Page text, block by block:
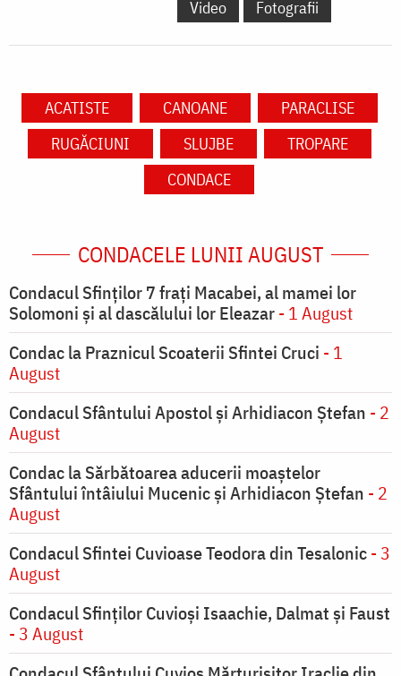
Video
Fotografii
ACATISTE CANOANE
PARACLISE
RUGĂCIUNI
SLUJBE
TROPARE
CONDACE
CONDACELE LUNII AUGUST
Condacul Sfinţilor 7 fraţi Macabei, al mamei lor
Solomoni şi al dascălului lor Eleazar- 1 August
Condac la Praznicul Scoaterii Sfintei Cruci - 1
August
Condacul Sfântului Apostol și Arhidiacon Ștefan - 2
August
Condac la Sărbătoarea aducerii moaştelor
Sfântului întâiului Mucenic şi Arhidiacon Ştefan - 2
August
Condacul Sfintei Cuvioase Teodora din Tesalonic- 3
August
Condacul Sfinţilor Cuvioşi Isaachie, Dalmat şi Faust
- 3 August